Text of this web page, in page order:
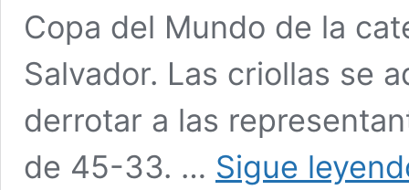
Copa del Mundo de la
Salvador. Las criollas se
derrotar a las
de 45-33. … Sigue